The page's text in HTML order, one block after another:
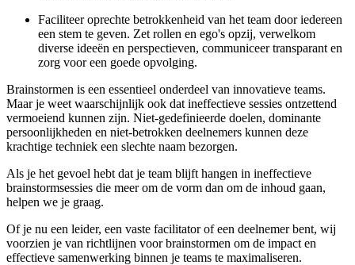
Faciliteer oprechte betrokkenheid van het team door iedereen
een stem te geven. Zet rollen en ego's opzij, verwelkom
diverse ideeën en perspectieven, communiceer transparant en
zorg voor een goede opvolging.
Brainstormen is een essentieel onderdeel van innovatieve teams.
Maar je weet waarschijnlijk ook dat ineffectieve sessies ontzettend
vermoeiend kunnen zijn. Niet-gedefinieerde doelen, dominante
persoonlijkheden en niet-betrokken deelnemers kunnen deze
krachtige techniek een slechte naam bezorgen.
Als je het gevoel hebt dat je team blijft hangen in ineffectieve
brainstormsessies die meer om de vorm dan om de inhoud gaan,
helpen we je graag.
Of je nu een leider, een vaste facilitator of een deelnemer bent, wij
voorzien je van richtlijnen voor brainstormen om de impact en
effectieve samenwerking binnen je teams te maximaliseren.